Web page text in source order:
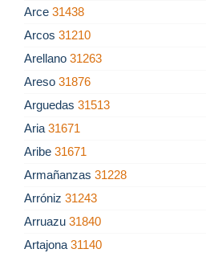
Arce 31438
Arcos 31210
Arellano 31263
Areso 31876
Arguedas 31513
Aria 31671
Aribe 31671
Armañanzas 31228
Arróniz 31243
Arruazu 31840
Artajona 31140